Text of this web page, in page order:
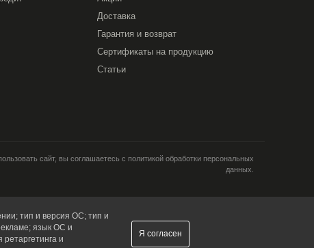
Доставка
Гарантия и возврат
Сертификаты на продукцию
Статьи
сайт, вы соглашаетесь с политикой обработки персональных
данных.
тип и версия ОС; тип и
язык ОС и
и
Я согласен